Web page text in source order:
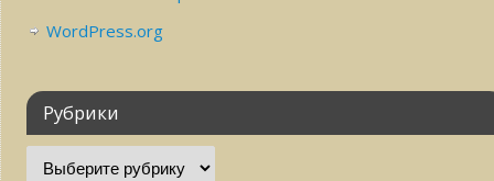
WordPress.org
Рубрики